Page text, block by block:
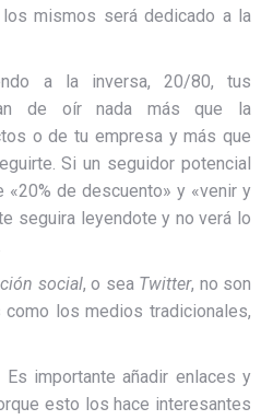
mismos será dedicado a la
a la inversa, 20/80, tus
de oír nada más que la
o de tu empresa y más que
Si un seguidor potencial
de descuento» y «venir y
seguira leyendote y no verá lo
social, o sea Twitter, no son
los medios tradicionales,
Es importante añadir enlaces y
esto los hace interesantes